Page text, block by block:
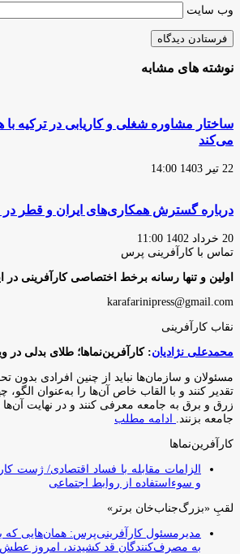
وب‌ سایت
نوشته های مشابه
می‌کند
22 تیر 1403 14:00
درباره گسترش همکاری‌های ایران و قطر در
20 خرداد 1402 11:00
تماس با کارآفرینی پرس
اولین و تنها رسانه برخط اختصاصی کارآفرینی در
karafarinipress@gmail.com
نقاب کارآفرینی
محمدعلی نژادیان: کارآفرین‌نماها؛ طلای بدلی در
مسئولان و سازمان‌ها نباید از چنین افرادی
تقدیر کنند و با القاب خاص آ‌ن‌ها را به‌عنوان
زرق و برق به جامعه معرفی کنند و در نهایت آن‌ها
جامعه بزنند. ادامه مطلب
کارآفرین‌نماها
الزامات مقابله با فساد اقتصادی/ ژست
و سوءاستفاده از روابط اجتماعی
لقبِ «بزرگ‌جناب‌خان برتر»
مدیرمسئول کارآفرینی‌پرس: همان‌هایی که
به مصرف‌کنندگان قد کشیدند، امروز